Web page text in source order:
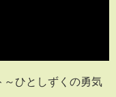
～ひとしずくの勇気